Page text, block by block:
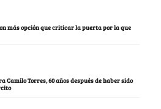
más opción que criticar la puerta por la que
Camilo Torres, 60 años después de haber sido